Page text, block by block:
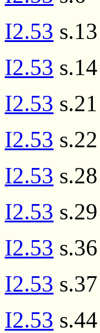
I2.53
I2.53
I2.53
I2.53
I2.53
I2.53
I2.53
I2.53
I2.53